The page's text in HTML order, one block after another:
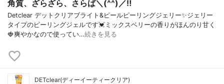
角質、ざらざら、さらば＼(^^)／‼️
Detclear デットクリアブライト&ピールピーリングジェリー✨ジェリー
タイプのピーリングジェルです💓ミックスベリーの香りがほんのり甘く
🍓爽やかなので使ってい…続きを見る
DETclear(ディーイーティークリア)